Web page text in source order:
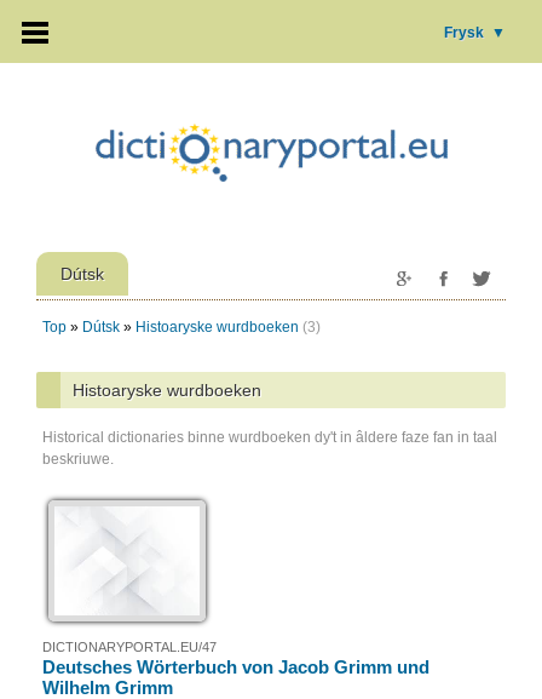
Frysk ▼
Dútsk
Top » Dútsk » Histoaryske wurdboeken (3)
Histoaryske wurdboeken
Historical dictionaries binne wurdboeken dy't in âldere faze fan in taal
beskriuwe.
DICTIONARYPORTAL.EU/47
Deutsches Wörterbuch von Jacob Grimm und
Wilhelm Grimm